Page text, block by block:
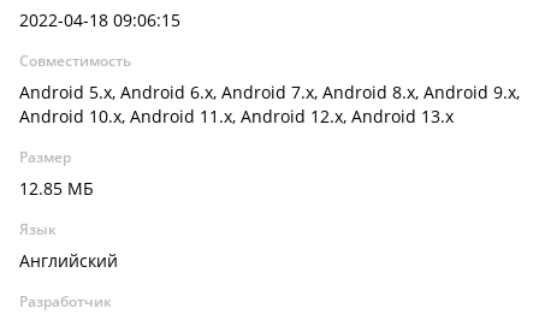
2022-04-18 09:06:15
Совместимость
Android 5.x, Android 6.x, Android 7.x, Android 8.x, Android 9.x,
Android 10.x, Android 11.x, Android 12.x, Android 13.x
Размер
12.85 МБ
Язык
Английский
Разработчик